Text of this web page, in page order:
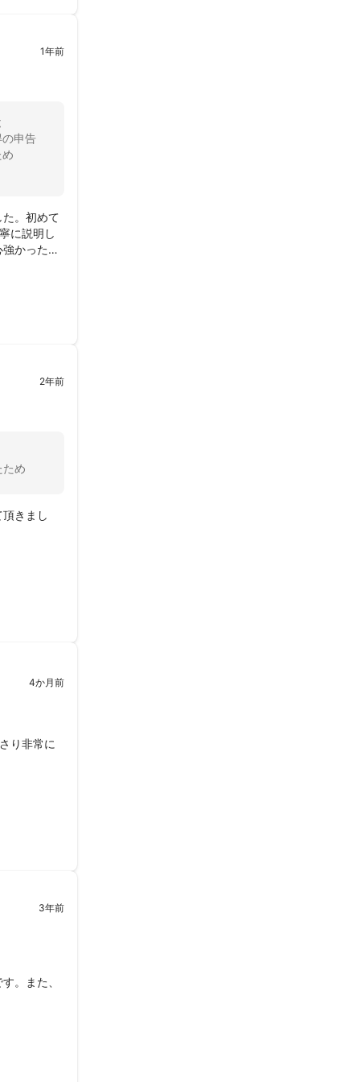
1年前
申告
。初めて
に説明し
かったで
誠にあり
2年前
ため
きまし
4か月前
り非常に
3年前
。また、
ただく事